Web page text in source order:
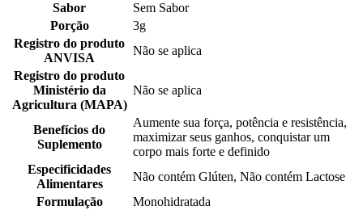
Sabor
Sem Sabor
Porção
3g
Registro do produto
ANVISA
Não se aplica
Registro do produto
Ministério da
Agricultura (MAPA)
Não se aplica
Benefícios do
Suplemento
Aumente sua força, potência e resistência,
maximizar seus ganhos, conquistar um
corpo mais forte e definido
Especificidades
Alimentares
Não contém Glúten, Não contém Lactose
Formulação
Monohidratada